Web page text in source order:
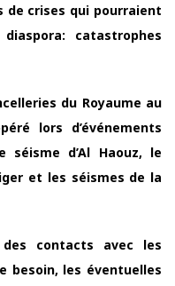
de crises qui pourraient
catastrophes
du Royaume au
lors d’événements
d’Al Haouz, le
et les séismes de la
contacts avec les
besoin, les éventuelles